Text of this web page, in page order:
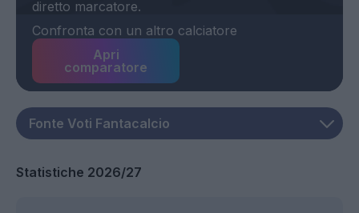
Confronta con un altro calciatore
Apri
comparatore
Statistiche 2026/27